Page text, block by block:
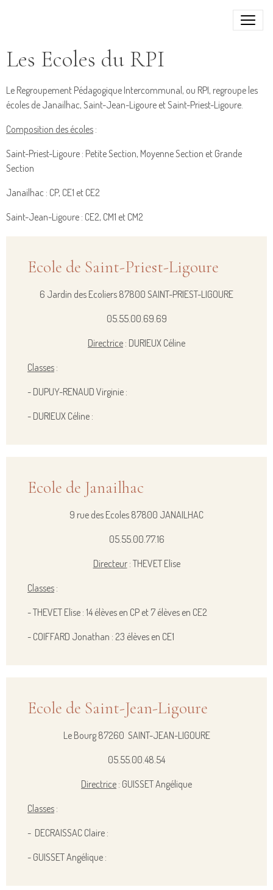
Les Ecoles du RPI
Le Regroupement Pédagogique Intercommunal, ou RPI, regroupe les
écoles de Janailhac, Saint-Jean-Ligoure et Saint-Priest-Ligoure.
Composition des écoles :
Saint-Priest-Ligoure : Petite Section, Moyenne Section et Grande
Section
Janailhac : CP, CE1 et CE2
Saint-Jean-Ligoure : CE2, CM1 et CM2
Ecole de Saint-Priest-Ligoure
6 Jardin des Ecoliers 87800 SAINT-PRIEST-LIGOURE
05.55.00.69.69
Directrice : DURIEUX Céline
Classes :
- DUPUY-RENAUD Virginie :
- DURIEUX Céline :
Ecole de Janailhac
9 rue des Ecoles 87800 JANAILHAC
05.55.00.77.16
Directeur: THEVET Elise
Classes :
- THEVET Elise : 14 élèves en CP et 7 élèves en CE2
- COIFFARD Jonathan : 23 élèves en CE1
Ecole de Saint-Jean-Ligoure
Le Bourg 87260 SAINT-JEAN-LIGOURE
05.55.00.48.54
Directrice : GUISSET Angélique
Classes :
- DECRAISSAC Claire :
- GUISSET Angélique :